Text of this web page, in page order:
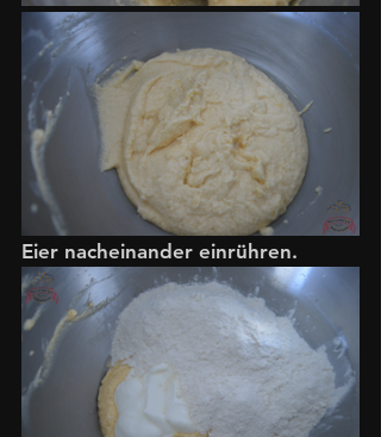
Eier nacheinander einrühren.